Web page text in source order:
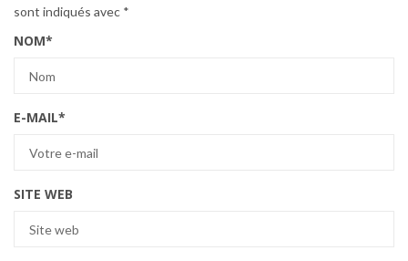
sont indiqués avec *
NOM*
E-MAIL*
SITE WEB